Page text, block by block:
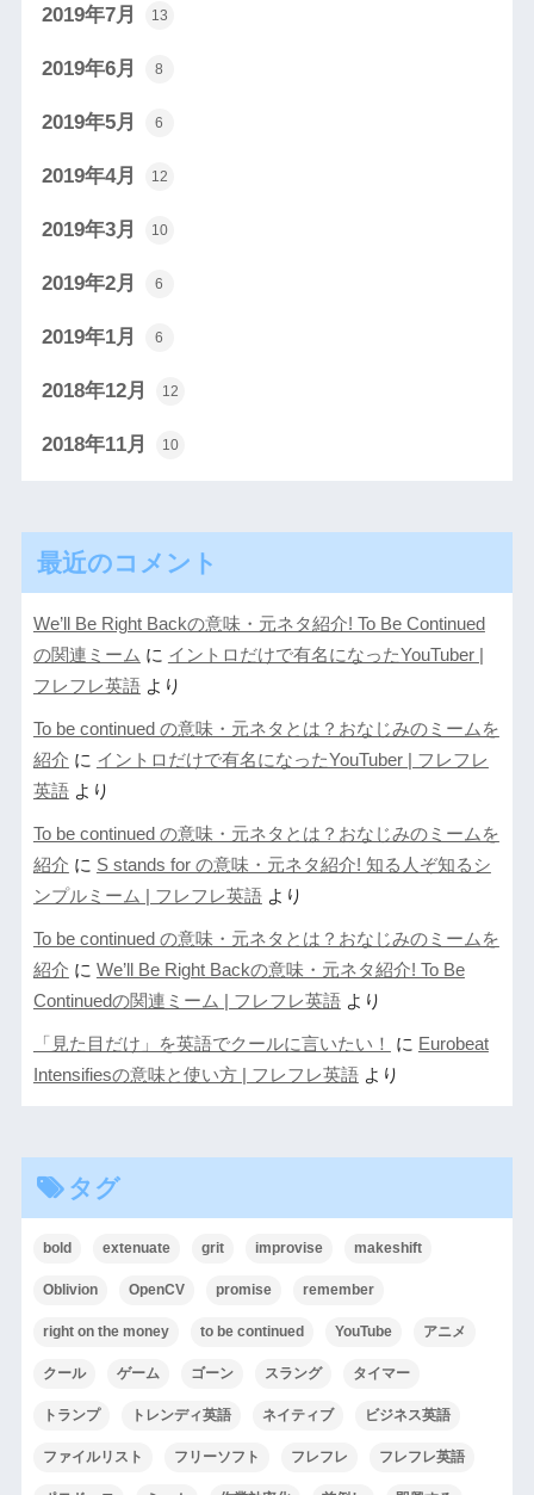
2019年7月 13
2019年6月 8
2019年5月 6
2019年4月 12
2019年3月 10
2019年2月 6
2019年1月 6
2018年12月 12
2018年11月 10
最近のコメント
We’ll Be Right Backの意味・元ネタ紹介! To Be Continued
の関連ミーム に イントロだけで有名になったYouTuber |
フレフレ英語より
To be continued の意味・元ネタとは？おなじみのミームを
紹介 に イントロだけで有名になったYouTuber | フレフレ
英語より
To be continued の意味・元ネタとは？おなじみのミームを
紹介 に S stands for の意味・元ネタ紹介! 知る人ぞ知るシ
ンプルミーム | フレフレ英語より
To be continued の意味・元ネタとは？おなじみのミームを
紹介 に We’ll Be Right Backの意味・元ネタ紹介! To Be
Continuedの関連ミーム | フレフレ英語より
「見た目だけ」を英語でクールに言いたい！ に Eurobeat
Intensifiesの意味と使い方 | フレフレ英語より
タグ
bold extenuate grit improvise makeshift
Oblivion OpenCV promise remember
right on the money to be continued YouTube アニメ
クール ゲーム ゴーン スラング タイマー
トランプ トレンディ英語 ネイティブ ビジネス英語
ファイルリスト フリーソフト フレフレ フレフレ英語